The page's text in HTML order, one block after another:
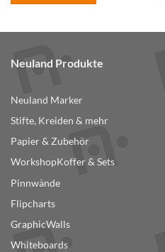
Neuland Produkte
Neuland Marker
Stifte, Kreiden & mehr
Papier & Zubehör
WorkshopKoffer & Sets
Pinnwände
Flipcharts
GraphicWalls
Whiteboards